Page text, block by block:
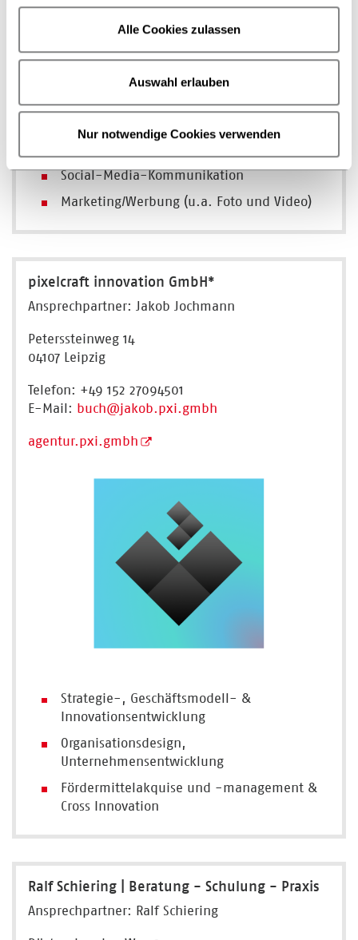
Alle Cookies zulassen
Auswahl erlauben
Nur notwendige Cookies verwenden
www.literaturtest.de
Social-Media-Kommunikation
Marketing/Werbung (u.a. Foto und Video)
pixelcraft innovation GmbH*
Ansprechpartner: Jakob Jochmann
Peterssteinweg 14
04107 Leipzig
Telefon: +49 152 27094501
E-Mail: buch@jakob.pxi.gmbh
agentur.pxi.gmbh
Strategie-, Geschäftsmodell- &
Innovationsentwicklung
Organisationsdesign,
Unternehmensentwicklung
Fördermittelakquise und -management &
Cross Innovation
Ralf Schiering | Beratung - Schulung - Praxis
Ansprechpartner: Ralf Schiering